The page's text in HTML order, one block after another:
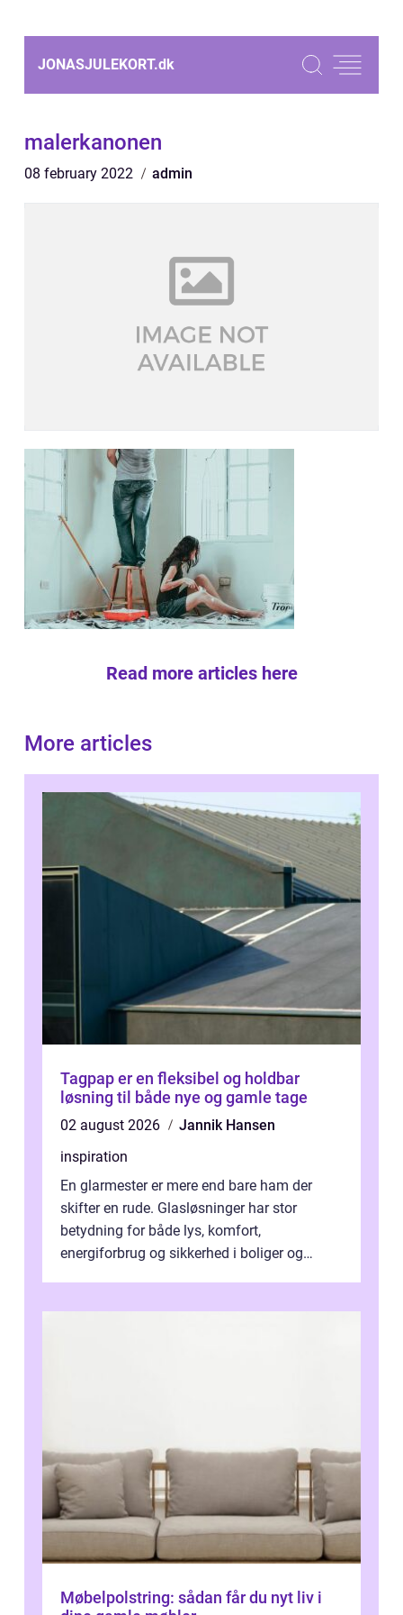
JONASJULEKORT.dk
malerkanonen
08 february 2022 admin
Read more articles here
More articles
Tagpap er en fleksibel og holdbar
løsning til både nye og gamle tage
02 august 2026
Jannik Hansen
inspiration
En glarmester er mere end bare ham der
skifter en rude. Glasløsninger har stor
betydning for både lys, komfort,
energiforbrug og sikkerhed i boliger og
Møbelpolstring: sådan får du nyt liv i